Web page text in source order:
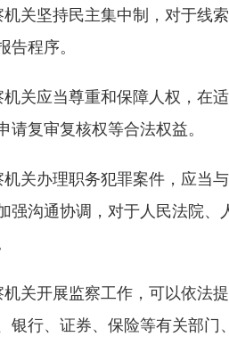
坚持民主集中制，对于线索
告程序。
应当尊重和保障人权，在适
请复审复核权等合法权益。
办理职务犯罪案件，应当与
强沟通协调，对于人民法院
开展监察工作，可以依法提
银行、证券、保险等有关部门